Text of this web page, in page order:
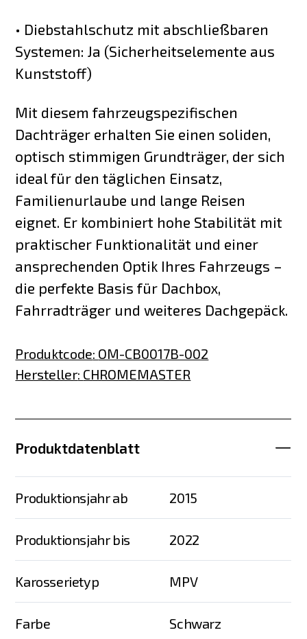
• Diebstahlschutz mit abschließbaren
Systemen: Ja (Sicherheitselemente aus
Kunststoff)
Mit diesem fahrzeugspezifischen
Dachträger erhalten Sie einen soliden,
optisch stimmigen Grundträger, der sich
ideal für den täglichen Einsatz,
Familienurlaube und lange Reisen
eignet. Er kombiniert hohe Stabilität mit
praktischer Funktionalität und einer
ansprechenden Optik Ihres Fahrzeugs –
die perfekte Basis für Dachbox,
Fahrradträger und weiteres Dachgepäck.
Produktcode: OM-CB0017B-002
Hersteller: CHROMEMASTER
Produktdatenblatt
Produktionsjahr ab 2015
Produktionsjahr bis 2022
Karosserietyp MPV
Farbe Schwarz